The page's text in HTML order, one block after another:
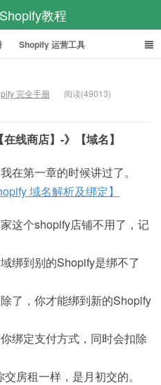
教程
Shopify 运营工具
完全手册
阅读(49013)
线商店】-》【域名】
在第一章的时候讲过了。
域名解析及绑定】
这个shopify店铺不用了，记
绑到别的Shopify是绑不了
了，你才能绑到新的Shopify
绑定支付方式，同时会扣除
房租一样，是月初交的。